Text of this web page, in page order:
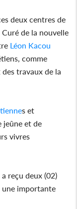
deux centres de
de la nouvelle
Léon Kacou
comme
travaux de la
s et
jeûne et de
vivres
reçu deux (02)
une importante